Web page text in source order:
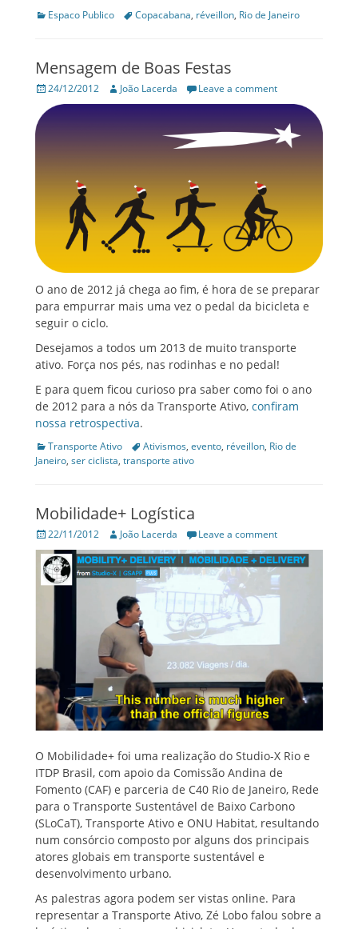
Categories
Espaco Publico TagsCopacabana, réveillon, Rio de Janeiro
Mensagem de Boas Festas
Posted
24/12/2012 Author
João Lacerda Leave a comment
O ano de 2012 já chega ao fim, é hora de se preparar
para empurrar mais uma vez o pedal da bicicleta e
seguir o ciclo.
Desejamos a todos um 2013 de muito transporte
ativo. Força nos pés, nas rodinhas e no pedal!
E para quem ficou curioso pra saber como foi o ano
de 2012 para a nós da Transporte Ativo, confiram
nossa retrospectiva.
Categories
Transporte Ativo TagsAtivismos, evento, réveillon, Rio de
Janeiro, ser ciclista, transporte ativo
Mobilidade+ Logística
Posted
on
22/11/2012 Author
João Lacerda Leave a comment
O Mobilidade+ foi uma realização do Studio-X Rio e
ITDP Brasil, com apoio da Comissão Andina de
Fomento (CAF) e parceria de C40 Rio de Janeiro, Rede
para o Transporte Sustentável de Baixo Carbono
(SLoCaT), Transporte Ativo e ONU Habitat, resultando
num consórcio composto por alguns dos principais
atores globais em transporte sustentável e
desenvolvimento urbano.
As palestras agora podem ser vistas online. Para
representar a Transporte Ativo, Zé Lobo falou sobre a